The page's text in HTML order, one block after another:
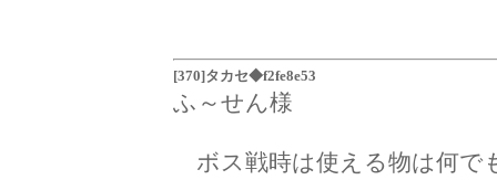
[370]タカセ◆f2fe8e53
ふ～せん様
ボス戦時は使える物は何で